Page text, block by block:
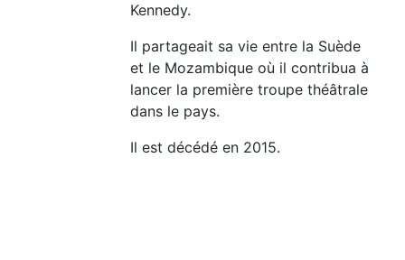
Kennedy.
Il partageait sa vie entre la Suède
et le Mozambique où il contribua à
lancer la première troupe théâtrale
dans le pays.
Il est décédé en 2015.